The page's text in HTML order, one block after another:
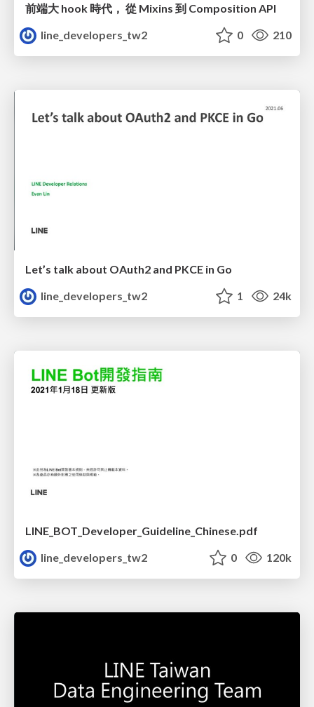
前端大 hook 時代， 從 Mixins 到 Composition API
line_developers_tw2
0 210
Let’s talk about OAuth2 and PKCE in Go
line_developers_tw2
1 24k
LINE_BOT_Developer_Guideline_Chinese.pdf
line_developers_tw2
0 120k